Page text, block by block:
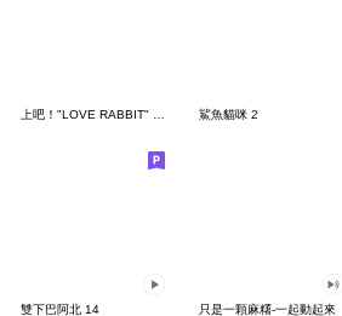
鯊魚貓咪 2
雙下巴阿北 14 只是一顆麻糬-一起動起來